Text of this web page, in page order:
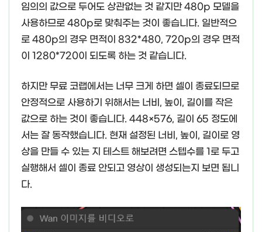
임의의 값으로 두어도 상관없는 것 같지만 480p 모델을
사용하므로 480p로 맞춰주는 것이 좋습니다. 일반적으
로 480p의 경우 면적이 832*480, 720p의 경우 면적
이 1280*720이 되도록 하는 것 같습니다.
하지만 무료 코랩에서는 너무 크게 하면 셀이 종료되므로
안정적으로 사용하기 위해서는 너비, 높이, 길이를 작은
값으로 하는 것이 좋습니다. 448×576, 길이 65 정도에
서는 잘 동작했습니다. 현재 설정된 너비, 높이, 길이로 영
상을 만들 수 있는 지 테스트 해보려면 스텝수를 1로 두고
실행해서 셀이 종료 안되고 영상이 생성되는지 보면 됩니
다.